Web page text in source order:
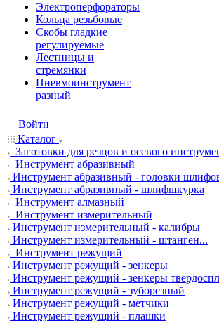
Электроперфораторы
Кольца резьбовые
Скобы гладкие
регулируемые
Лестницы и
стремянки
Пневмоинструмент
разный
Войти
Каталог
Заготовки для резцов и осевого
Инструмент абразивный
Инструмент абразивный - головки
Инструмент абразивный - шлифшкурка
Инструмент алмазный
Инструмент измерительный
Инструмент измерительный - калибры
Инструмент измерительный - штанген...
Инструмент режущий
Инструмент режущий - зенкеры
Инструмент режущий - зенкеры
Инструмент режущий - зуборезный
Инструмент режущий - метчики
Инструмент режущий - плашки